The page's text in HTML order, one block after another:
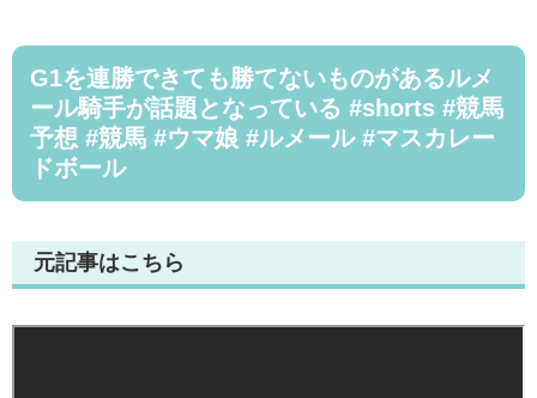
G1を連勝できても勝てないものがあるルメ
ール騎手が話題となっている #shorts #競馬
予想 #競馬 #ウマ娘 #ルメール #マスカレー
ドボール
元記事はこちら